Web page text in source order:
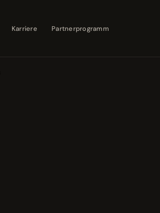
Karriere Partnerprogramm